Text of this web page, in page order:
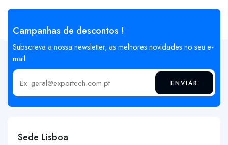
Campanhas de descontos !
Subscreva a nossa newsletter, as melhores novidades no seu e-
mail
Insira o seu email ENVIAR
Sede Lisboa